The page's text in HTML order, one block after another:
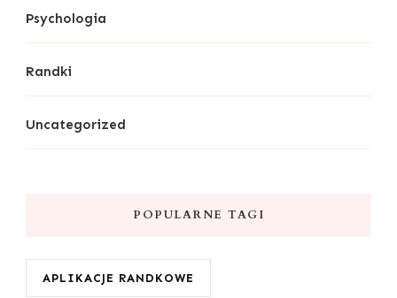
Psychologia
Randki
Uncategorized
POPULARNE TAGI
APLIKACJE RANDKOWE